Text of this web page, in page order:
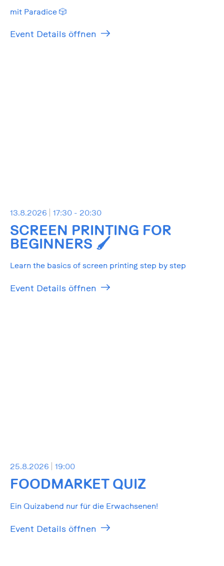
mit Paradice 🎲
Event Details öffnen
13.8.2026 17:30 - 20:30
SCREEN PRINTING FOR
BEGINNERS 🖌️
Learn the basics of screen printing step by step
Event Details öffnen
25.8.2026 19:00
FOODMARKET QUIZ
Ein Quizabend nur für die Erwachsenen!
Event Details öffnen